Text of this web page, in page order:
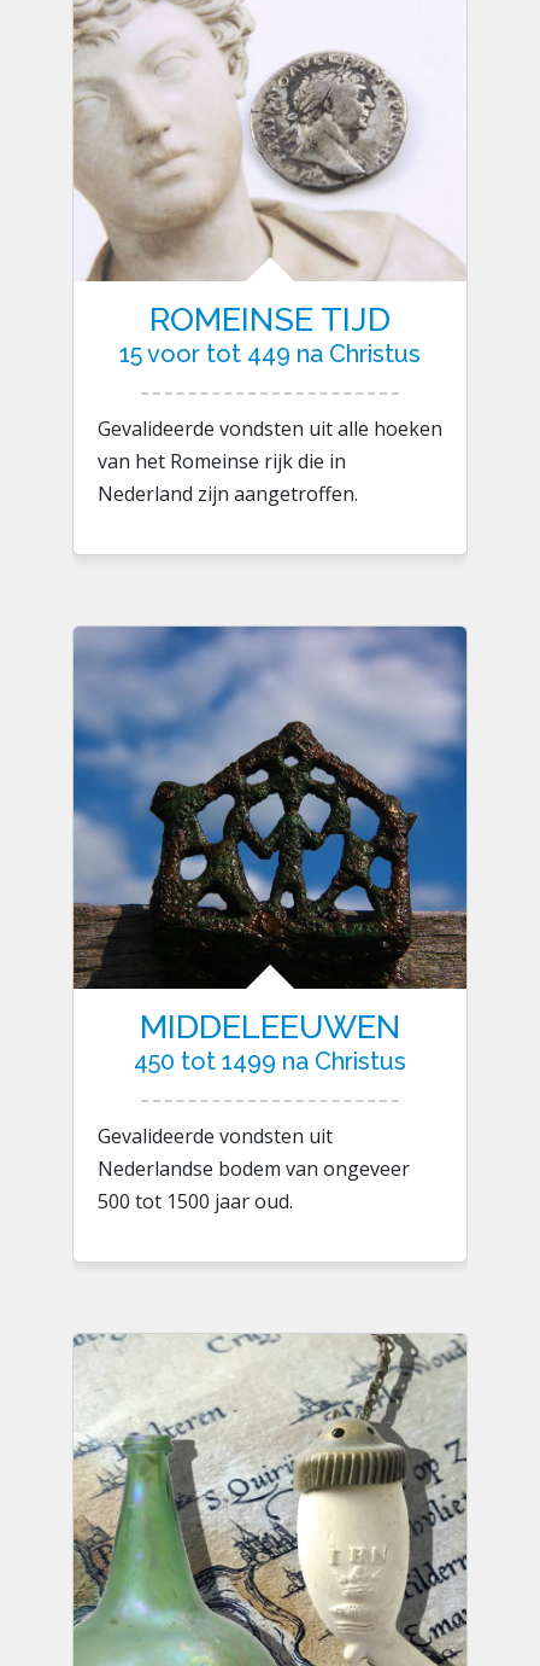
ROMEINSE TIJD
15 voor tot 449 na Christus
Gevalideerde vondsten uit alle hoeken
van het Romeinse rijk die in
Nederland zijn aangetroffen.
MIDDELEEUWEN
450 tot 1499 na Christus
Gevalideerde vondsten uit
Nederlandse bodem van ongeveer
500 tot 1500 jaar oud.